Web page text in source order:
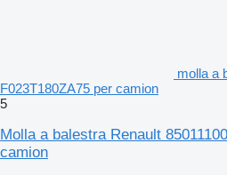
molla a
F023T180ZA75 per camion
5
Molla a balestra Renault
camion